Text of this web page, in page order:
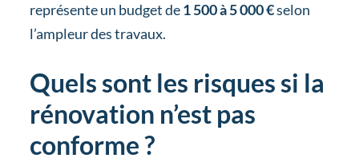
représente un budget de1 500 à 5 000 €selon
l’ampleur des travaux.
Quels sont les risques si la
rénovation n’est pas
conforme ?